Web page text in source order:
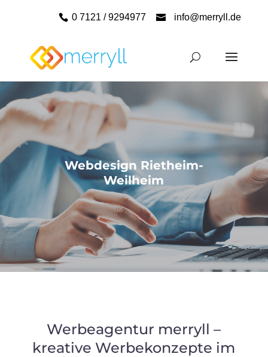
0 7121 / 9294977 info@merryll.de
Webdesign Rietheim-
Weilheim
Werbeagentur merryll –
kreative Werbekonzepte im